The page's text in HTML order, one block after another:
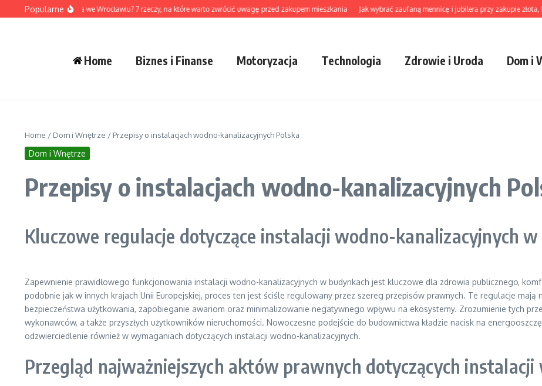
Przejdź do treści
Popularne
wybrać dewelopera we Wrocławiu? 7 rzeczy, na które warto zwrócić uwagę przed zakupem mieszkania Jak wybrać zaufaną mennicę i jubilera przy zakupie złota,
Home Biznes i Finanse Motoryzacja Technologia Zdrowie i Uroda Dom i
Home / Dom i Wnętrze / Przepisy o instalacjach wodno-kanalizacyjnych Polska
Dom i Wnętrze
Przepisy o instalacjach wodno-kanalizacyjnych
Kluczowe regulacje dotyczące instalacji wodno-kanalizacyjnych w
Zapewnienie prawidłowego funkcjonowania instalacji wodno-kanalizacyjnych w budynkach jest kluczowe dla zdrowia publicznego,
podobnie jak w innych krajach Unii Europejskiej, proces ten jest ściśle regulowany przez szereg przepisów prawnych. Te regulacje
bezpieczeństwa użytkowania, zapobieganie awariom oraz minimalizowanie negatywnego wpływu na ekosystemy. Zrozumienie tych
wykonawców, a także przyszłych użytkowników nieruchomości. Nowoczesne podejście do budownictwa kładzie nacisk na
odzwierciedlenie również w wymaganiach dotyczących instalacji wodno-kanalizacyjnych.
Przegląd najważniejszych aktów prawnych dotyczących